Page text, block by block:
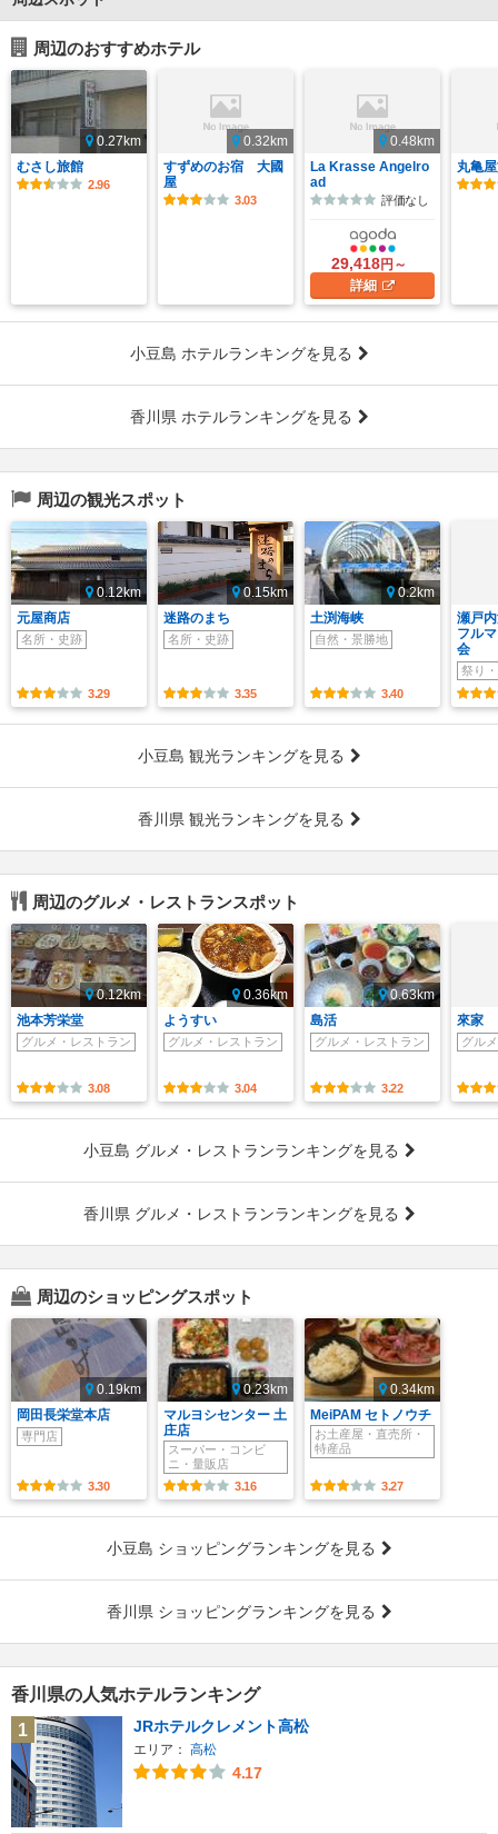
周辺のおすすめホテル
0.27km
むさし旅館
2.96
0.32km
すずめのお宿 大國
屋
3.03
0.48km
La Krasse Angelro
ad
評価なし
29,418円～
詳細
丸亀
小豆島 ホテルランキングを見る
香川県 ホテルランキングを見る
周辺の観光スポット
0.12km
元屋商店
名所・史跡
3.29
0.15km
迷路のまち
名所・史跡
3.35
0.2km
土渕海峡
自然・景勝地
3.40
瀬戸
フル
会
祭り
小豆島 観光ランキングを見る
香川県 観光ランキングを見る
周辺のグルメ・レストランスポット
0.12km
池本芳栄堂
グルメ・レストラン
3.08
0.36km
ようすい
グルメ・レストラン
3.04
0.63km
島活
グルメ・レストラン
3.22
來家
グル
小豆島 グルメ・レストランランキングを見る
香川県 グルメ・レストランランキングを見る
周辺のショッピングスポット
0.19km
岡田長栄堂本店
専門店
3.30
0.23km
マルヨシセンター 土
庄店
スーパー・コンビ
ニ・量販店
3.16
0.34km
MeiPAM セトノウチ
お土産屋・直売所・
特産品
3.27
小豆島 ショッピングランキングを見る
香川県 ショッピングランキングを見る
香川県の人気ホテルランキング
1
JRホテルクレメント高松
エリア： 高松
4.17